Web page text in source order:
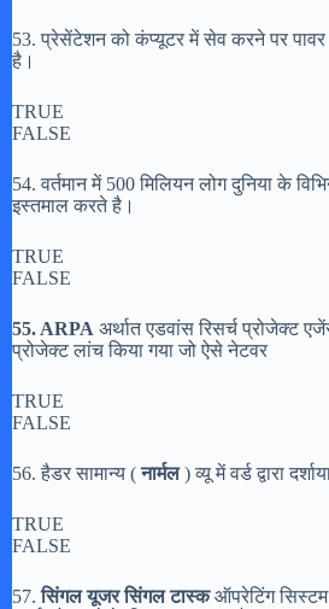
53. प्रेसेंटेशन को कंप्यूटर में सेव करने पर पावर
है।
TRUE
FALSE
54. वर्तमान में 500 मिलियन लोग दुनिया के
इस्तमाल करते है।
TRUE
FALSE
55. ARPA अर्थात एडवांस रिसर्च प्रोजेक्ट
प्रोजेक्ट लांच किया गया जो ऐसे नेटवर
TRUE
FALSE
56. हैडर सामान्य (नार्मल) व्यू में वर्ड द्वारा
TRUE
FALSE
57. सिंगल यूजर सिंगल टास्कऑपरेटिंग